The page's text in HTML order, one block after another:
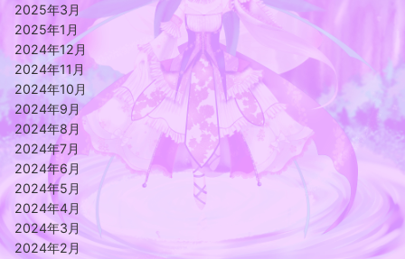
2025年3月
2025年1月
2024年12月
2024年11月
2024年10月
2024年9月
2024年8月
2024年7月
2024年6月
2024年5月
2024年4月
2024年3月
2024年2月